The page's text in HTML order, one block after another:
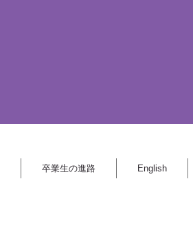
卒業生の進路 English